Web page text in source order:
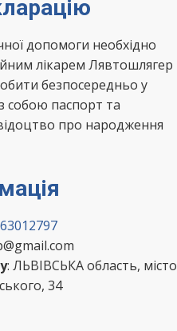
допомоги необхідно
лікарем Лявтошлягер
безпосередньо у
собою паспорт та
про народження
: ЛЬВІВСЬКА область, місто
34